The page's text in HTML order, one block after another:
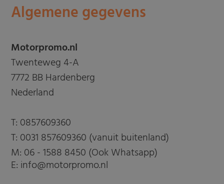
Algemene gegevens
Motorpromo.nl
Twenteweg 4-A
7772 BB Hardenberg
Nederland
T: 0857609360
T: 0031 857609360 (vanuit buitenland)
M: 06 - 1588 8450 (Ook Whatsapp)
E: info@motorpromo.nl